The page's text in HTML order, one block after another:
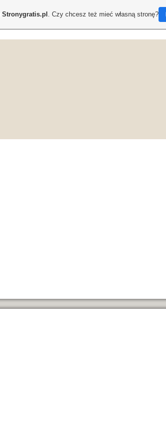
Stronygratis.pl . Czy chcesz też mieć własną stronę?